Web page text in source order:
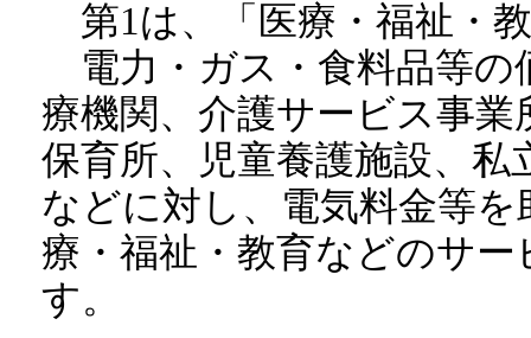
第1は、「医療・福祉・
電力・ガス・食料品等の
療機関、介護サービス事
保育所、児童養護施設、
などに対し、電気料金等
療・福祉・教育などのサ
す。